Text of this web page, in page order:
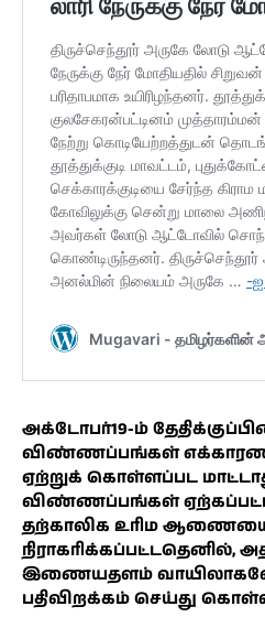
அக்டோபர்19-ம்
விண்ணப்பங்கள்
ஏற்றுக் கொள்ளப்பட
விண்ணப்பங்கள்
தற்காலிக உரிம
நிராகரிக்கப்பட்டதெனில்,
இணையதளம்
பதிவிறக்கம் செய்து